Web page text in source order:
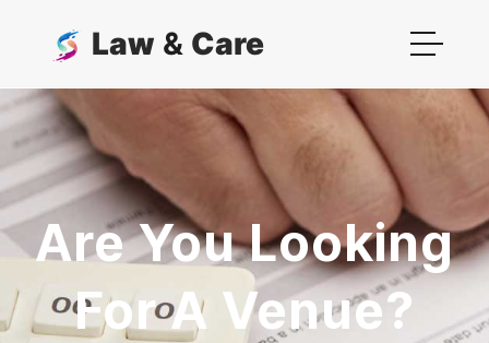
Law & Care
Are You Looking
For A Venue?